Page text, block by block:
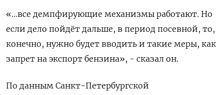
«...все ​демпфирующие механизмы работают. Но
если дело пойдёт дальше, в период посевной, то,
конечно, нужно будет вводить и такие меры, как
запрет на экспорт бензина», - сказал ​он.
По данным ⁠Санкт-Петербургской